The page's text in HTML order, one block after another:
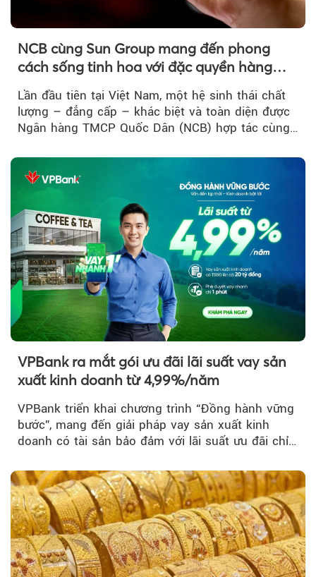
NCB cùng Sun Group mang đến phong
cách sống tinh hoa với đặc quyền hàng
Lần đầu tiên tại Việt Nam, một hệ sinh thái chất
lượng – đẳng cấp – khác biệt và toàn diện được
Ngân hàng TMCP Quốc Dân (NCB) hợp tác cùng
VPBank ra mắt gói ưu đãi lãi suất vay sản
xuất kinh doanh từ 4,99%/năm
VPBank triển khai chương trình “Đồng hành vững
bước”, mang đến giải pháp vay sản xuất kinh
doanh có tài sản bảo đảm với lãi suất ưu đãi chỉ